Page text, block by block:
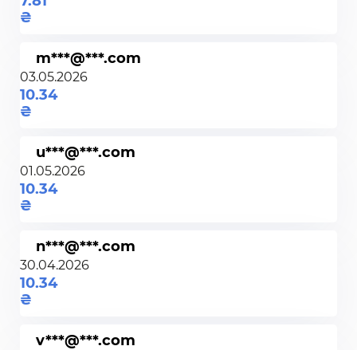
m***@***.com
03.05.2026
10.34
u***@***.com
01.05.2026
10.34
n***@***.com
30.04.2026
10.34
v***@***.com